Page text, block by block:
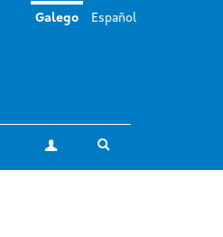
A miña conta
Galego Español